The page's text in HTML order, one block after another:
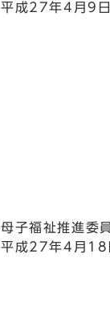
平成27年4月9
母子福祉推進委
平成27年4月